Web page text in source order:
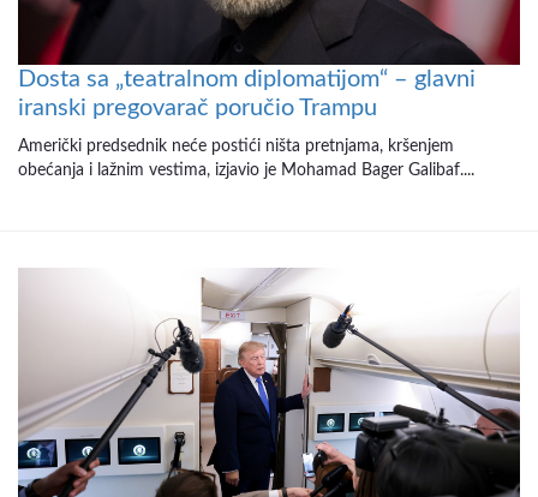
Dosta sa „teatralnom diplomatijom“ – glavni
iranski pregovarač poručio Trampu
Američki predsednik neće postići ništa pretnjama, kršenjem
obećanja i lažnim vestima, izjavio je Mohamad Bager Galibaf....